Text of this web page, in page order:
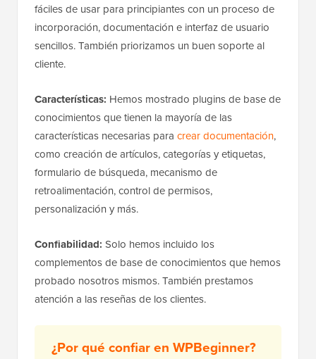
fáciles de usar para principiantes con un proceso de
incorporación, documentación e interfaz de usuario
sencillos. También priorizamos un buen soporte al
cliente.
Características: Hemos mostrado plugins de base de
conocimientos que tienen la mayoría de las
características necesarias para crear documentación,
como creación de artículos, categorías y etiquetas,
formulario de búsqueda, mecanismo de
retroalimentación, control de permisos,
personalización y más.
Confiabilidad: Solo hemos incluido los
complementos de base de conocimientos que hemos
probado nosotros mismos. También prestamos
atención a las reseñas de los clientes.
¿Por qué confiar en WPBeginner?